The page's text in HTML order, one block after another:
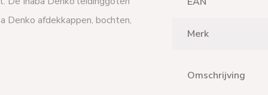
Denko afdekkappen, bochten,
Merk
Omschrijving